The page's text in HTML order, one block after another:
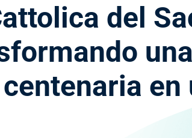
del
una
en